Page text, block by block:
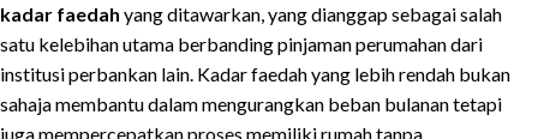
kadar faedah yang ditawarkan, yang dianggap sebagai salah
satu kelebihan utama berbanding pinjaman perumahan dari
institusi perbankan lain. Kadar faedah yang lebih rendah bukan
sahaja membantu dalam mengurangkan beban bulanan tetapi
juga mempercepatkan proses memiliki rumah tanpa